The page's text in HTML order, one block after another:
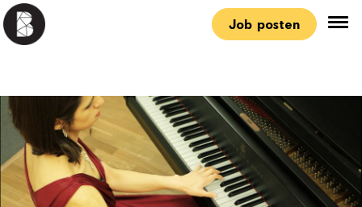
Job posten